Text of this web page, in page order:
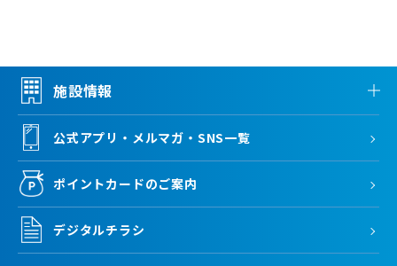
施設情報
公式アプリ・メルマガ・SNS一覧
ポイントカードのご案内
デジタルチラシ